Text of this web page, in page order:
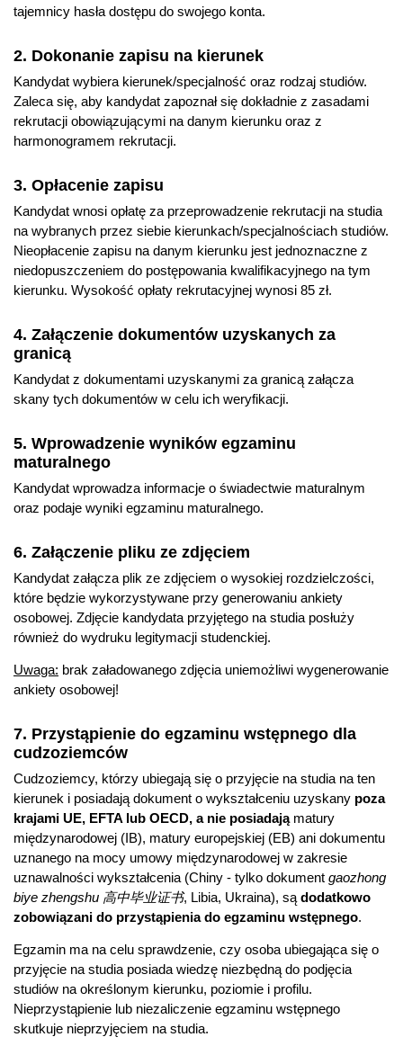
tajemnicy hasła dostępu do swojego konta.
2. Dokonanie zapisu na kierunek
Kandydat wybiera kierunek/specjalność oraz rodzaj studiów.
Zaleca się, aby kandydat zapoznał się dokładnie z zasadami
rekrutacji obowiązującymi na danym kierunku oraz z
harmonogramem rekrutacji.
3. Opłacenie zapisu
Kandydat wnosi opłatę za przeprowadzenie rekrutacji na studia
na wybranych przez siebie kierunkach/specjalnościach studiów.
Nieopłacenie zapisu na danym kierunku jest jednoznaczne z
niedopuszczeniem do postępowania kwalifikacyjnego na tym
kierunku. Wysokość opłaty rekrutacyjnej wynosi 85 zł.
4. Załączenie dokumentów uzyskanych za
granicą
Kandydat z dokumentami uzyskanymi za granicą załącza
skany tych dokumentów w celu ich weryfikacji.
5. Wprowadzenie wyników egzaminu
maturalnego
Kandydat wprowadza informacje o świadectwie maturalnym
oraz podaje wyniki egzaminu maturalnego.
6. Załączenie pliku ze zdjęciem
Kandydat załącza plik ze zdjęciem o wysokiej rozdzielczości,
które będzie wykorzystywane przy generowaniu ankiety
osobowej. Zdjęcie kandydata przyjętego na studia posłuży
również do wydruku legitymacji studenckiej.
Uwaga: brak załadowanego zdjęcia uniemożliwi wygenerowanie
ankiety osobowej!
7. Przystąpienie do egzaminu wstępnego dla
cudzoziemców
Cudzoziemcy, którzy ubiegają się o przyjęcie na studia na ten
kierunek i posiadają dokument o wykształceniu uzyskany poza
krajami UE, EFTA lub OECD, a nie posiadająmatury
międzynarodowej (IB), matury europejskiej (EB) ani dokumentu
uznanego na mocy umowy międzynarodowej w zakresie
uznawalności wykształcenia (Chiny - tylko dokument gaozhong
biye zhengshu 高中毕业证书, Libia, Ukraina), są dodatkowo
zobowiązani do przystąpienia do egzaminu wstępnego.
Egzamin ma na celu sprawdzenie, czy osoba ubiegająca się o
przyjęcie na studia posiada wiedzę niezbędną do podjęcia
studiów na określonym kierunku, poziomie i profilu.
Nieprzystąpienie lub niezaliczenie egzaminu wstępnego
skutkuje nieprzyjęciem na studia.